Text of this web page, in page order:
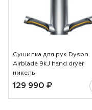
Сушилка для рук Dyson
Airblade 9kJ hand dryer
никель
129 990 ₽